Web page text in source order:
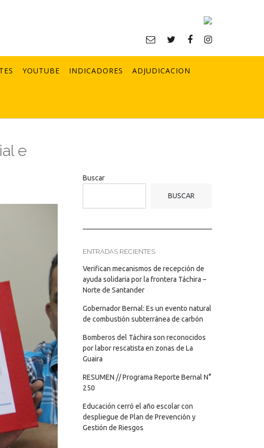
YOUTUBE INDICADORES ADJUDICACION
e
Buscar
BUSCAR
ENTRADAS RECIENTES
Verifican mecanismos de recepción de
ayuda solidaria por la frontera Táchira –
Norte de Santander
Gobernador Bernal: Es un evento natural
de combustión subterránea de carbón
Bomberos del Táchira son reconocidos
por labor rescatista en zonas de La
Guaira
RESUMEN // Programa Reporte Bernal N°
250
Educación cerró el año escolar con
despliegue de Plan de Prevención y
Gestión de Riesgos